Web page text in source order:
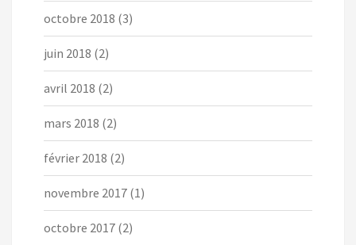
octobre 2018 (3)
juin 2018 (2)
avril 2018 (2)
mars 2018 (2)
février 2018 (2)
novembre 2017 (1)
octobre 2017 (2)